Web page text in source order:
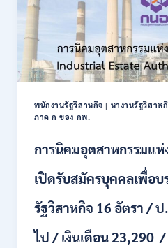
พนักงานรัฐวิสาหกิจ | หางานรัฐวิสาห
ภาค ก ของ กพ.
การนิคมอุตสาหกรรมแ
เปิดรับสมัครบุคคลเพื่อบ
รัฐวิสาหกิจ 16 อัตรา /
ไป / เงินเดือน 23,290